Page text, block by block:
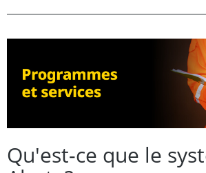
Qu'est-ce que le